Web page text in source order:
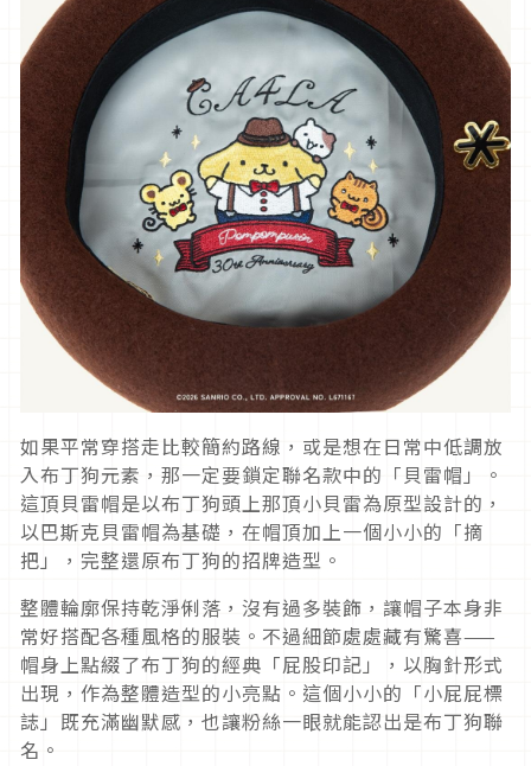
如果平常穿搭走比較簡約路線，或是想在日常中低調放
入布丁狗元素，那一定要鎖定聯名款中的「貝雷帽」。
這頂貝雷帽是以布丁狗頭上那頂小貝雷為原型設計的，
以巴斯克貝雷帽為基礎，在帽頂加上一個小小的「摘
把」，完整還原布丁狗的招牌造型。
整體輪廓保持乾淨俐落，沒有過多裝飾，讓帽子本身非
常好搭配各種風格的服裝。不過細節處處藏有驚喜——
帽身上點綴了布丁狗的經典「屁股印記」，以胸針形式
出現，作為整體造型的小亮點。這個小小的「小屁屁標
誌」既充滿幽默感，也讓粉絲一眼就能認出是布丁狗聯
名。